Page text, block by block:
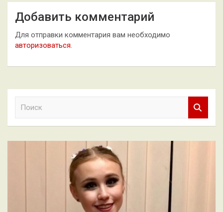
Добавить комментарий
Для отправки комментария вам необходимо
авторизоваться.
к